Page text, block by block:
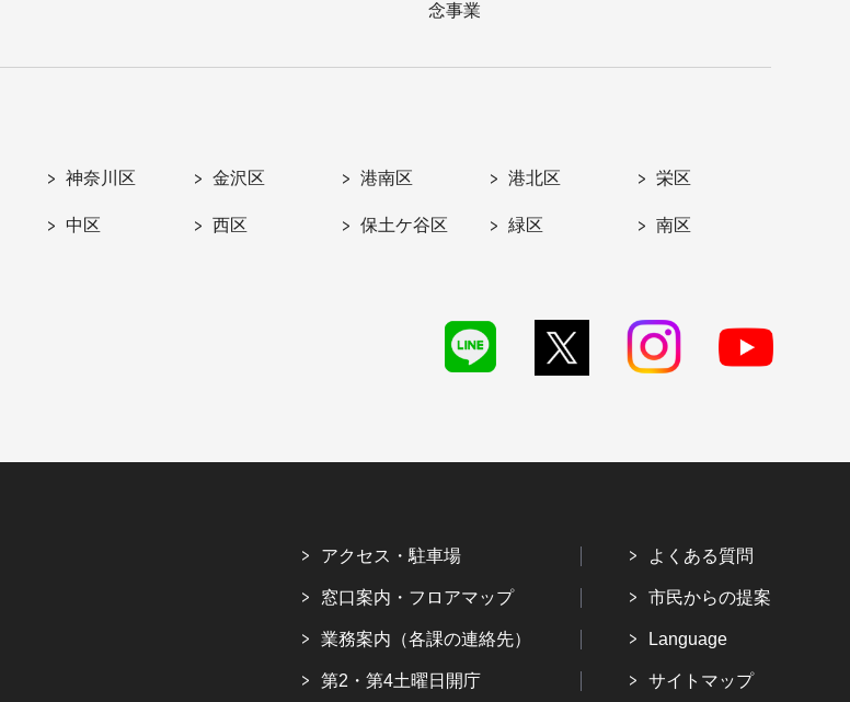
念事業
神奈川区 金沢区 港南区 港北区 栄区
中区 西区 保土ケ谷区 緑区 南区
アクセス・駐車場
窓口案内・フロアマップ
業務案内（各課の連絡先）
第2・第4土曜日開庁
よくある質問
市民からの提案
Language
サイトマップ